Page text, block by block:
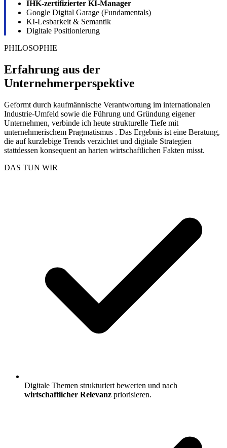
IHK-zertifizierter KI-Manager
Google Digital Garage (Fundamentals)
KI-Lesbarkeit & Semantik
Digitale Positionierung
PHILOSOPHIE
Erfahrung aus der
Unternehmerperspektive
Geformt durch kaufmännische Verantwortung im internationalen
Industrie-Umfeld sowie die Führung und Gründung eigener
Unternehmen, verbinde ich heute strukturelle Tiefe mit
unternehmerischem Pragmatismus . Das Ergebnis ist eine Beratung,
die auf kurzlebige Trends verzichtet und digitale Strategien
stattdessen konsequent an harten wirtschaftlichen Fakten misst.
DAS TUN WIR
Digitale Themen strukturiert bewerten und nach
wirtschaftlicher Relevanz priorisieren.